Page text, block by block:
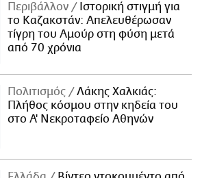
Περιβάλλον
Ιστορική στιγμή για
το Καζακστάν: Απελευθέρωσαν
τίγρη του Αμούρ στη φύση μετά
από 70 χρόνια
Πολιτισμός
Λάκης Χαλκιάς:
Πλήθος κόσμου στην κηδεία του
στο Α' Νεκροταφείο Αθηνών